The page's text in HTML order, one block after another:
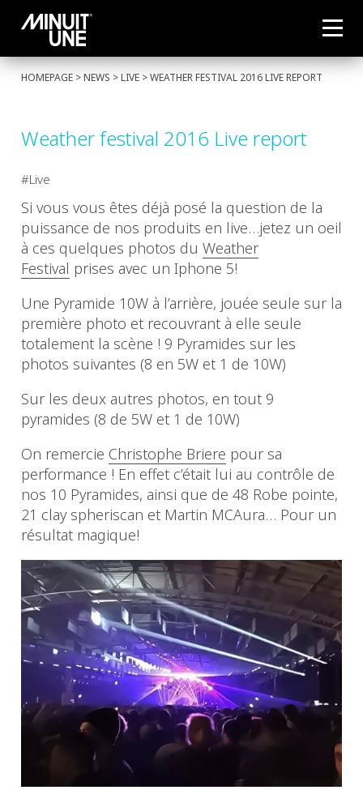
HOMEPAGE >NEWS >LIVE > WEATHER FESTIVAL 2016 LIVE REPORT
Weather festival 2016 Live report
Live
Si vous vous êtes déjà posé la question de la
puissance de nos produits en live…jetez un oeil
à ces quelques photos du Weather
Festival prises avec un Iphone 5!
Une Pyramide 10W à l’arrière, jouée seule sur la
première photo et recouvrant à elle seule
totalement la scène ! 9 Pyramides sur les
photos suivantes (8 en 5W et 1 de 10W)
Sur les deux autres photos, en tout 9
pyramides (8 de 5W et 1 de 10W)
On remercie Christophe Briere pour sa
performance ! En effet c’était lui au contrôle de
nos 10 Pyramides, ainsi que de 48 Robe pointe,
21 clay spheriscan et Martin MCAura… Pour un
résultat magique!